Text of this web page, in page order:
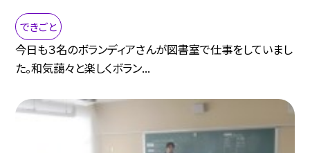
できごと
今日も３名のボランディアさんが図書室で仕事をしていまし
た。和気藹々と楽しくボラン...